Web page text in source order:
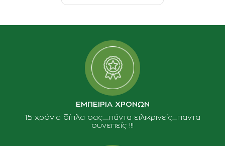
ΕΜΠΕΙΡΙΑ ΧΡΟΝΩΝ
15 χρόνια δίπλα σας......πάντα ειλικρινείς.....παντα
συνεπείς !!!